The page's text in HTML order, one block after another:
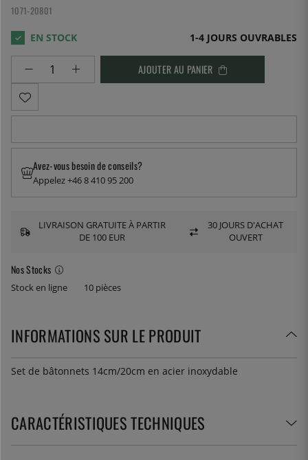
1071-20801
1-4 JOURS OUVRABLES
AJOUTER AU PANIER
Nos Stocks
Stock en ligne 10 pièces
Avez-vous besoin de conseils?
Appelez +46 8 410 95 200
LIVRAISON GRATUITE À PARTIR
DE 100 EUR
30 JOURS D'ACHAT
OUVERT
INFORMATIONS SUR LE PRODUIT
Set de bâtonnets 14cm/20cm en acier inoxydable
CARACTÉRISTIQUES TECHNIQUES